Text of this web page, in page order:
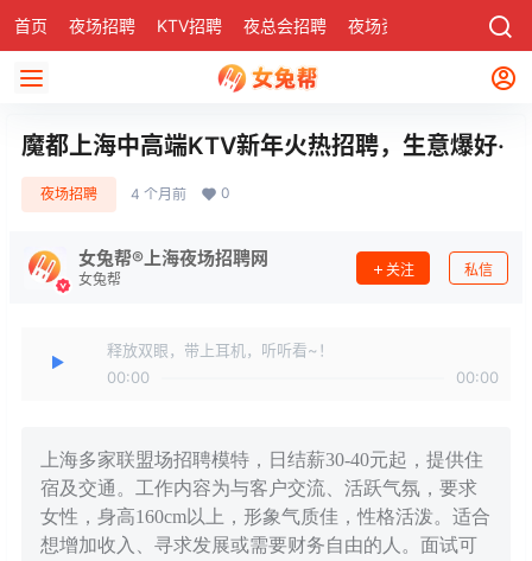
首页 夜场招聘 KTV招聘 夜总会招聘 夜场资讯 社区
魔都上海中高端KTV新年火热招聘，生意爆好·
夜场招聘 4 个月前 0
女兔帮®上海夜场招聘网
女兔帮
关注 私信
释放双眼，带上耳机，听听看~！
00:00
00:00
上海多家联盟场招聘模特，日结薪30-40元起，提供住
宿及交通。工作内容为与客户交流、活跃气氛，要求
女性，身高160cm以上，形象气质佳，性格活泼。适合
想增加收入、寻求发展或需要财务自由的人。面试可